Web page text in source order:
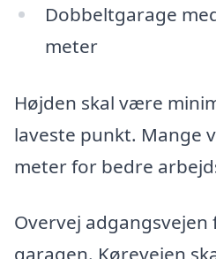
Dobbeltgarage
meter
Højden skal være
laveste punkt. Mange
meter for bedre
Overvej adgangsvejen
garagen. Kørevejen